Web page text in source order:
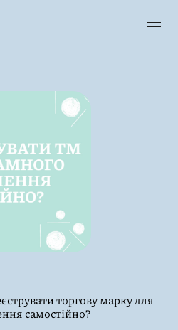
торгову марку для
самостійно?